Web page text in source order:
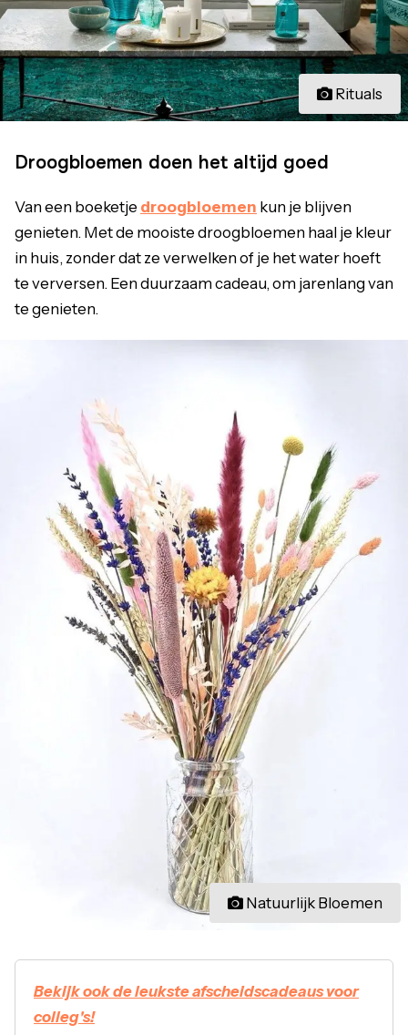
Rituals
Droogbloemen doen het altijd goed
Van een boeketje droogbloemen kun je blijven
genieten. Met de mooiste droogbloemen haal je kleur
in huis, zonder dat ze verwelken of je het water hoeft
te verversen. Een duurzaam cadeau, om jarenlang van
te genieten.
Natuurlijk Bloemen
Bekijk ook de leukste afscheidscadeaus voor
colleg's!